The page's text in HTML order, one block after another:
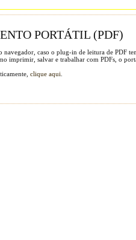
PORTÁTIL (PDF)
caso o plug-in de leitura de PDF
imprimir, salvar e trabalhar com PDFs, o
clique aqui